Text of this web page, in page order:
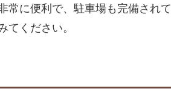
常に便利で、駐車場も完備されて
てください。